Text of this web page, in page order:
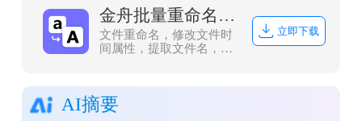
金舟批量重命名软件
文件重命名，修改文件时
间属性，提取文件名，创
立即下载
AI摘要